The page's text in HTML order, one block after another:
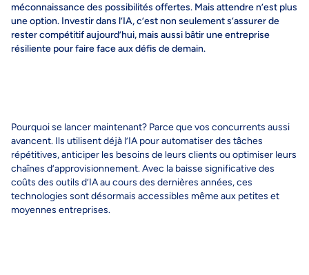
méconnaissance des possibilités offertes. Mais attendre n’est plus
une option. Investir dans l’IA, c’est non seulement s’assurer de
rester compétitif aujourd’hui, mais aussi bâtir une entreprise
résiliente pour faire face aux défis de demain.
Pourquoi se lancer maintenant? Parce que vos concurrents aussi
avancent. Ils utilisent déjà l’IA pour automatiser des tâches
répétitives, anticiper les besoins de leurs clients ou optimiser leurs
chaînes d’approvisionnement. Avec la baisse significative des
coûts des outils d’IA au cours des dernières années, ces
technologies sont désormais accessibles même aux petites et
moyennes entreprises.